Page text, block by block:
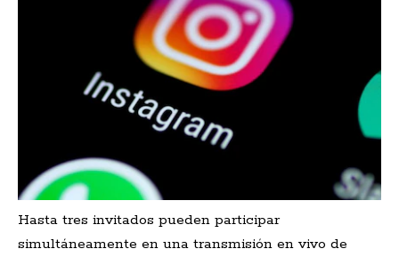
Hasta tres invitados pueden participar
simultáneamente en una transmisión en vivo de